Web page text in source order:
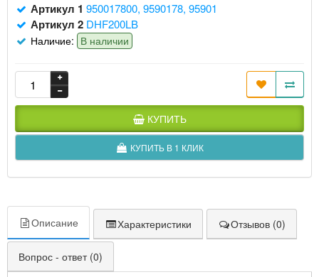
Артикул 1 950017800, 9590178, 95901
Артикул 2 DHF200LB
Наличие: В наличии
КУПИТЬ
КУПИТЬ В 1 КЛИК
Описание Характеристики Отзывов (0)
Вопрос - ответ (0)